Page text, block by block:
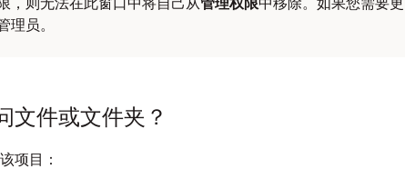
员。
文件或文件夹？
项目：